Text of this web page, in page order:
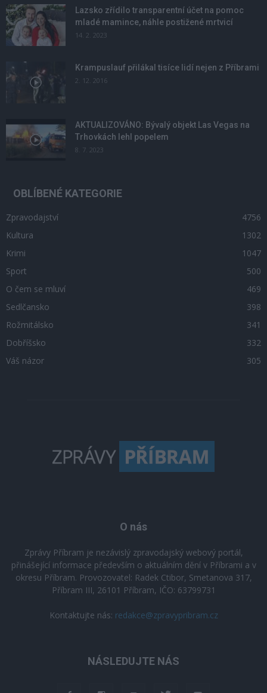
Lazsko zřídilo transparentní účet na pomoc
mladé mamince, náhle postižené mrtvicí
14. 2. 2023
Krampuslauf přilákal tisíce lidí nejen z Příbrami
2. 12. 2016
AKTUALIZOVÁNO: Bývalý objekt Las Vegas na
Trhovkách lehl popelem
8. 7. 2023
OBLÍBENÉ KATEGORIE
Zpravodajství
4756
Kultura
1302
Krimi
1047
Sport
500
O čem se mluví
469
Sedlčansko
398
Rožmitálsko
341
Dobříšsko
332
Váš názor
305
O nás
Zprávy Příbram je nezávislý zpravodajský webový portál,
přinášející informace především o aktuálním dění v Příbrami a v
okresu Příbram. Provozovatel: Radek Ctibor, Smetanova 317,
Příbram III, 26101 Příbram, IČO: 63799731
Kontaktujte nás: redakce@zpravypribram.cz
NÁSLEDUJTE NÁS